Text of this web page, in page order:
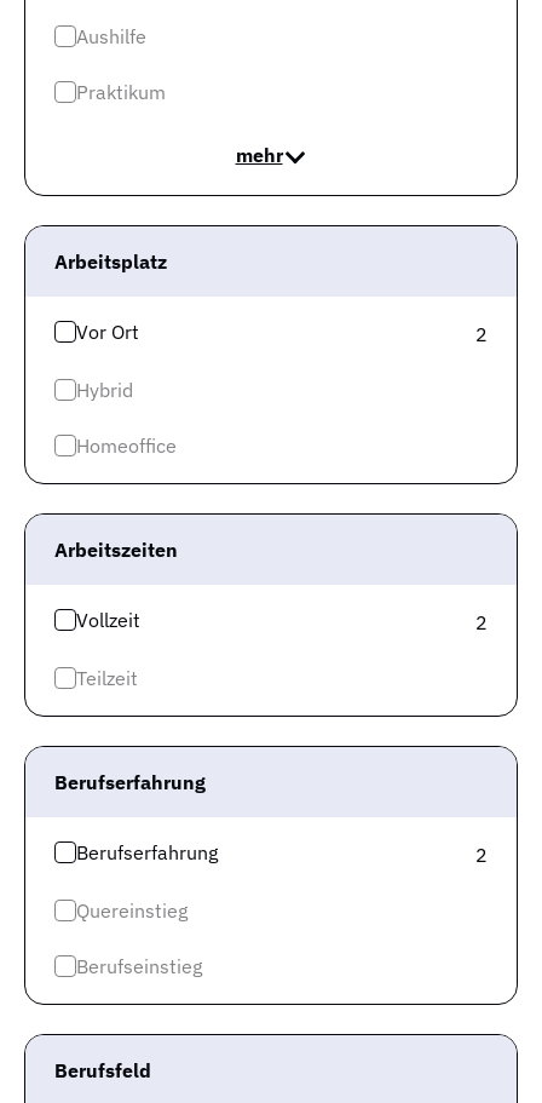
Aushilfe
Praktikum
mehr
Arbeitsplatz
Vor Ort 2
Hybrid
Homeoffice
Arbeitszeiten
Vollzeit 2
Teilzeit
Berufserfahrung
Berufserfahrung 2
Quereinstieg
Berufseinstieg
Berufsfeld
Jobs in Stuttgart
Mehr Infos
Impressum
Datenschutz
Datenschutz Jobspreader
Karriere
Cookie-Einwilligung
Keinen neuen Job mehr
Jetzt den Jobagenten abonnieren und über
Der Jobagent versorgt dich per E-Mail mit neuen
Stellenangeboten entsprechend deiner Suche und
weiteren allgemeinen Informationen zur Job-Suche.
Du kannst den Jobagenten selbstverständlich
E-Mail-Adresse